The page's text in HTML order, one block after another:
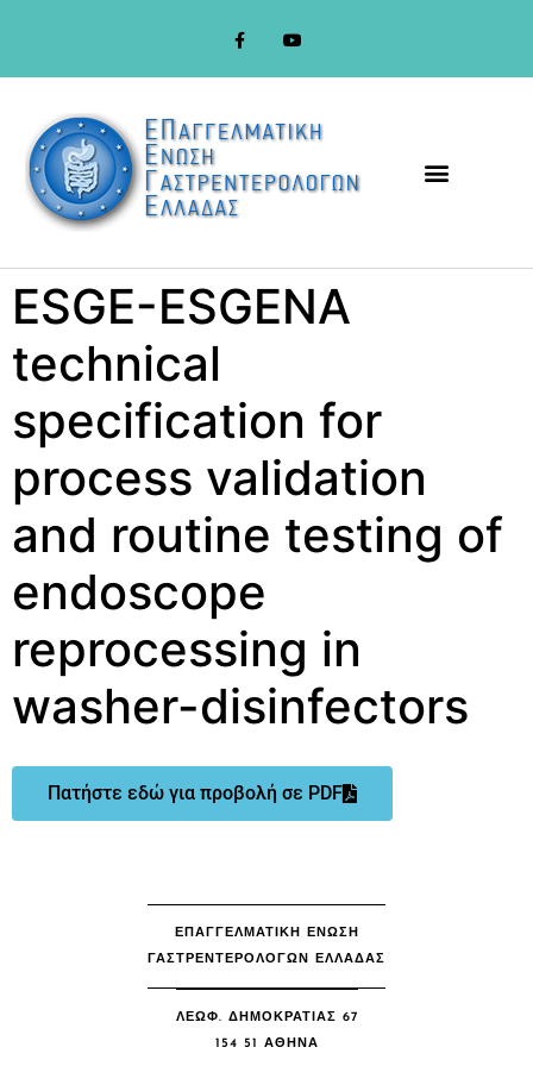
ESGE-ESGENA
technical
specification for
process validation
and routine testing of
endoscope
reprocessing in
washer-disinfectors
Πατήστε εδώ για προβολή σε PDF
ΕΠΑΓΓΕΛΜΑΤΙΚΗ ΕΝΩΣΗ
ΓΑΣΤΡΕΝΤΕΡΟΛΟΓΩΝ ΕΛΛΑΔΑΣ
ΛΕΩΦ. ΔΗΜΟΚΡΑΤΙΑΣ 67
154 51 ΑΘΉΝΑ